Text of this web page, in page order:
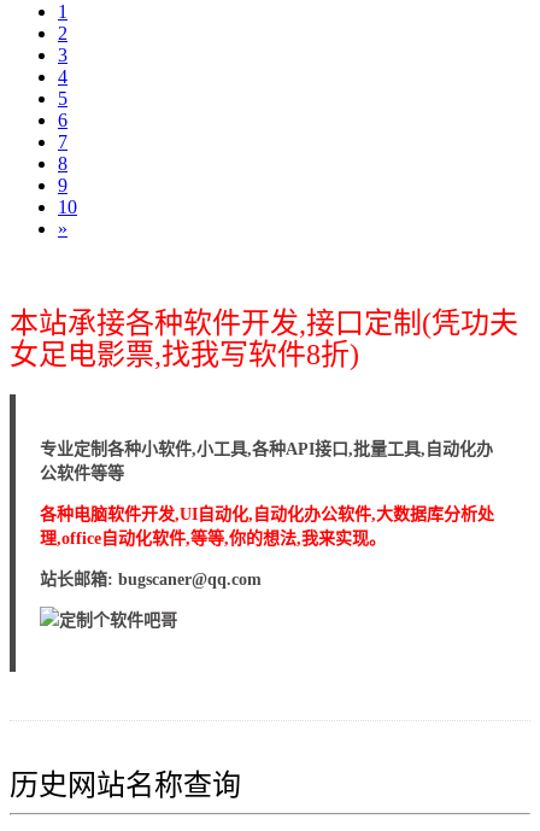
1
2
3
4
5
6
7
8
9
10
»
本站承接各种软件开发,接口定制(凭功夫
女足电影票,找我写软件8折)
专业定制各种小软件,小工具,各种API接口,批量工具,自动化办
公软件等等
各种电脑软件开发,UI自动化,自动化办公软件,大数据库分析处
理,office自动化软件,等等,你的想法,我来实现。
站长邮箱: bugscaner@qq.com
历史网站名称查询